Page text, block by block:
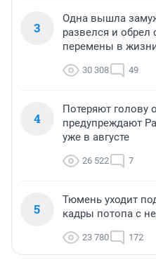
3
Одна вышла
развелся и
перемены в
30 308 49
4
Потеряют голову
предупреждают
уже в августе
26 522 7
5
Тюмень уходит
кадры потопа с
23 780 172